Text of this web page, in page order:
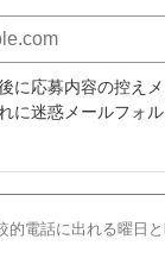
に応募内容の控え
に迷惑メールフォ